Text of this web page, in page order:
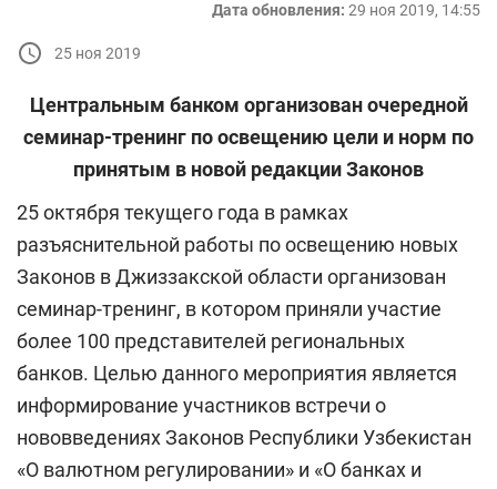
Дата обновления: 29 ноя 2019, 14:55
25 ноя 2019
Центральным банком организован очередной
семинар-тренинг по освещению цели и норм по
принятым в новой редакции Законов
25 октября текущего года в рамках
разъяснительной работы по освещению новых
Законов в Джиззакской области организован
семинар-тренинг, в котором приняли участие
более 100 представителей региональных
банков. Целью данного мероприятия является
информирование участников встречи о
нововведениях Законов Республики Узбекистан
«О валютном регулировании» и «О банках и